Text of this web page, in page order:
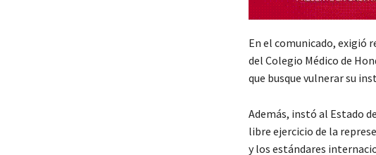
En el comunicado, exigió
del Colegio Médico de
que busque vulnerar su
Además, instó al Estado
libre ejercicio de la
y los estándares